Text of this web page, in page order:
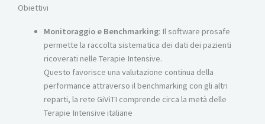
Obiettivi
Monitoraggio e Benchmarking: Il software prosafe
permette la raccolta sistematica dei dati dei pazienti
ricoverati nelle Terapie Intensive.
Questo favorisce una valutazione continua della
performance attraverso il benchmarking con gli altri
reparti, la rete GiViTI comprende circa la metà delle
Terapie Intensive italiane